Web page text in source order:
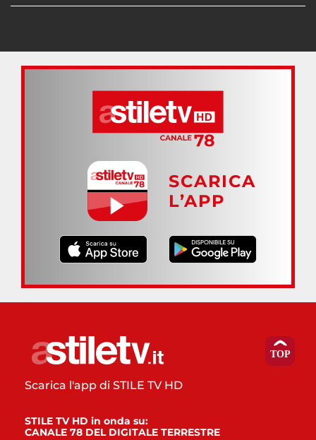
SCARICA
L’APP
Scarica l'app di STILE TV HD
STILE TV HD in onda su:
CANALE 78 DEL DIGITALE TERRESTRE